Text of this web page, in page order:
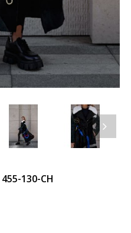
455-130-CH